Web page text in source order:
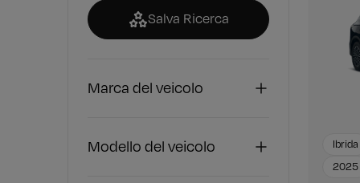
Salva Ricerca
Marca del veicolo
Modello del veicolo Ibrida
2025